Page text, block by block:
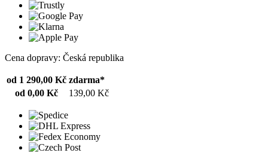
Cena dopravy: Česká republika
od 1 290,00 Kč zdarma*
od 0,00 Kč
139,00 Kč